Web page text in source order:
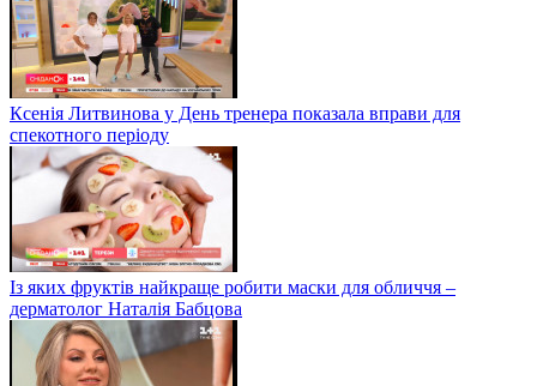
Ксенія Литвинова у День тренера показала вправи для
спекотного періоду
Із яких фруктів найкраще робити маски для обличчя –
дерматолог Наталія Бабцова